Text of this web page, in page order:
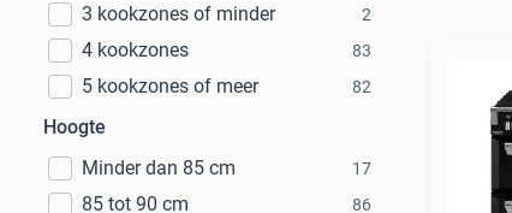
3 kookzones of minder
2
4 kookzones 83
5 kookzones of meer 82
Hoogte
Minder dan 85 cm
17
85 tot 90 cm 86